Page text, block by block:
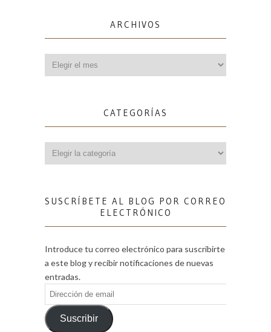
ARCHIVOS
CATEGORÍAS
SUSCRÍBETE AL BLOG POR CORREO
ELECTRÓNICO
Introduce tu correo electrónico para suscribirte
a este blog y recibir notificaciones de nuevas
entradas.
Dirección
de
emailSuscribir